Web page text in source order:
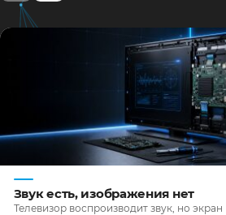
Звук есть, изображения нет
Телевизор воспроизводит звук, но экран